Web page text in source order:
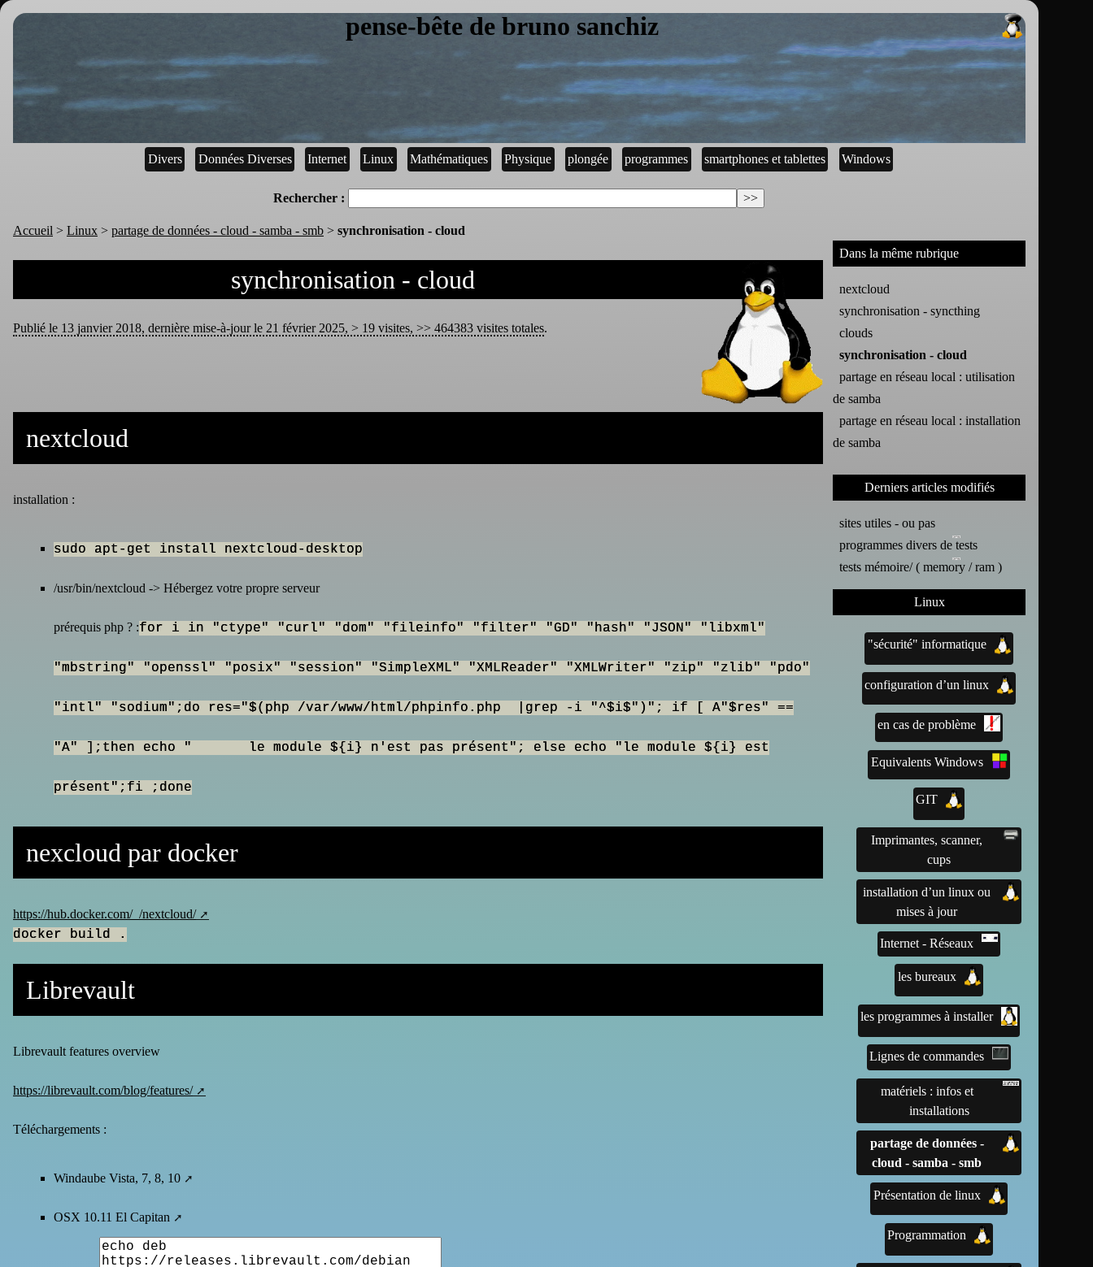
pense-bête de bruno sanchiz
Divers Données Diverses Internet Linux Mathématiques Physique plongée programmes smartphones et tablettes Windows
Rechercher :
Accueil > Linux > partage de données - cloud - samba - smb > synchronisation - cloud
synchronisation - cloud
Publié le 13 janvier 2018, dernière mise-à-jour le 21 février 2025, > 19 visites, >> 464383 visites totales.
nextcloud
installation :
sudo apt-get install nextcloud-desktop
/usr/bin/nextcloud -> Hébergez votre propre serveur
prérequis php ? :for i in "ctype" "curl" "dom" "fileinfo" "filter" "GD" "hash" "JSON" "libxml"
"mbstring" "openssl" "posix" "session" "SimpleXML" "XMLReader" "XMLWriter" "zip" "zlib" "pdo"
"intl" "sodium";do res="$(php /var/www/html/phpinfo.php |grep -i "^$i$")"; if [ A"$res" ==
"A" ];then echo " le module ${i} n'est pas présent"; else echo "le module ${i} est
présent";fi ;done
nexcloud par docker
https://hub.docker.com/_/nextcloud/
docker build .
Librevault
Librevault features overview
https://librevault.com/blog/features/
Téléchargements :
Windaube Vista, 7, 8, 10
OSX 10.11 El Capitan
Dans la même rubrique
nextcloud
synchronisation - syncthing
clouds
synchronisation - cloud
partage en réseau local : utilisation
de samba
partage en réseau local : installation
de samba
Derniers articles modifiés
sites utiles - ou pas
programmes divers de tests
tests mémoire/ ( memory / ram )
Linux
"sécurité" informatique
configuration d’un linux
en cas de problème
Equivalents Windows
GIT
Imprimantes, scanner,
cups
installation d’un linux ou
mises à jour
Internet - Réseaux
les bureaux
les programmes à installer
Lignes de commandes
matériels : infos et
installations
partage de données -
cloud - samba - smb
Présentation de linux
Programmation